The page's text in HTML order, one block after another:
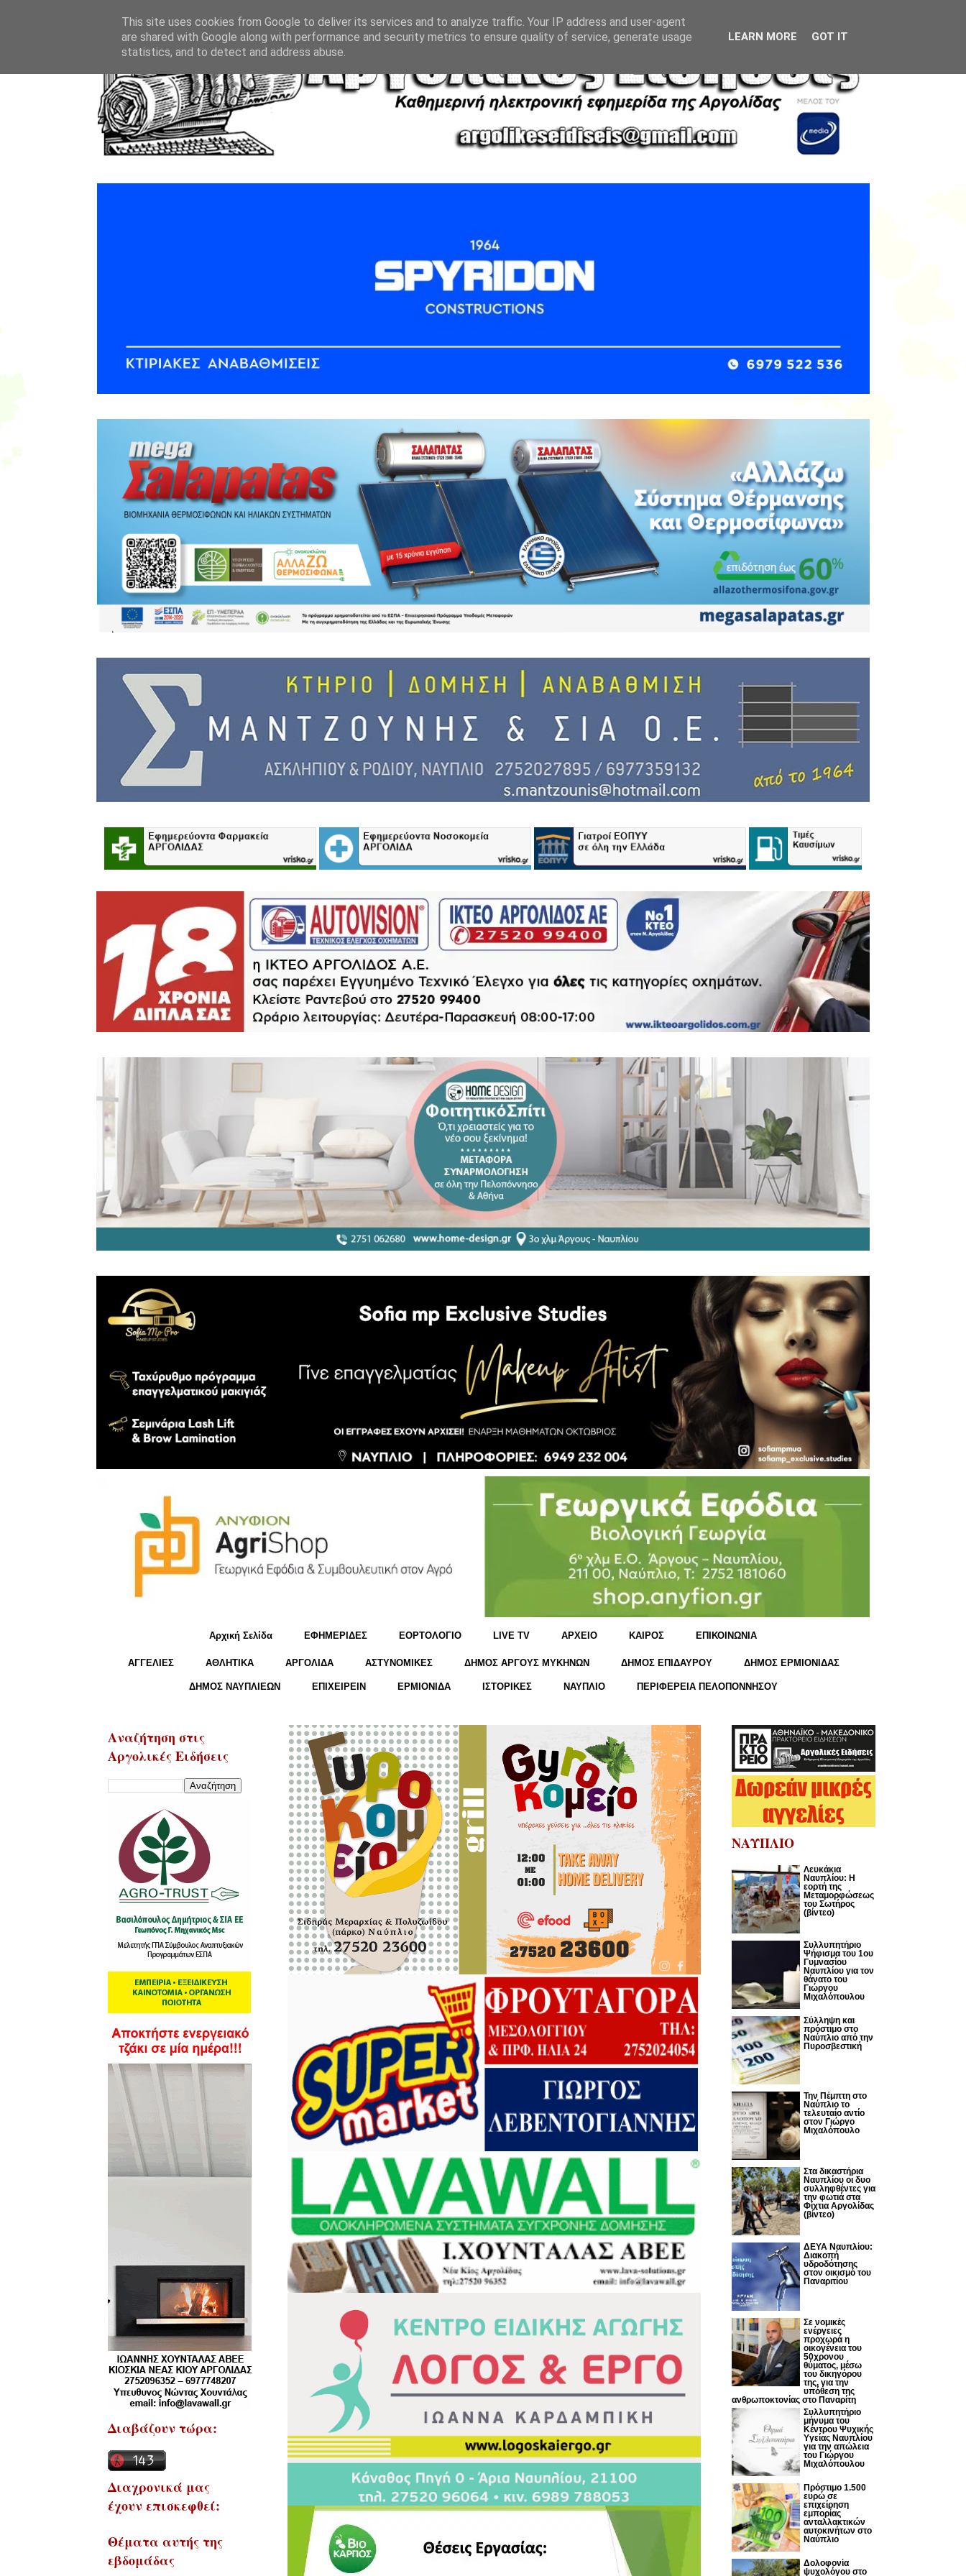
Αρχική Σελίδα ΕΦΗΜΕΡΙΔΕΣ ΕΟΡΤΟΛΟΓΙΟ LIVE TV ΑΡΧΕΙΟ KΑΙΡΟΣ ΕΠΙΚΟΙΝΩΝΙΑ
ΑΓΓΕΛΙΕΣ ΑΘΛΗΤΙΚΑ ΑΡΓΟΛΙΔΑ ΑΣΤΥΝΟΜΙΚΕΣ ΔΗΜΟΣ ΑΡΓΟΥΣ ΜΥΚΗΝΩΝ ΔΗΜΟΣ ΕΠΙΔΑΥΡΟΥ ΔΗΜΟΣ ΕΡΜΙΟΝΙΔΑΣ
ΔΗΜΟΣ ΝΑΥΠΛΙΕΩΝ ΕΠΙΧΕΙΡΕΙΝ ΕΡΜΙΟΝΙΔΑ ΙΣΤΟΡΙΚΕΣ ΝΑΥΠΛΙΟ ΠΕΡΙΦΕΡΕΙΑ ΠΕΛΟΠΟΝΝΗΣΟΥ
Αναζήτηση στις
Αργολικές Ειδήσεις
Διαβάζουν τώρα:
Διαχρονικά μας
έχουν επισκεφθεί:
Θέματα αυτής της
εβδομάδας
ΝΑΥΠΛΙΟ
Λευκάκια
Ναυπλίου: Η
εορτή της
Μεταμορφώσεως
του Σωτήρος
(βίντεο)
Συλλυπητήριο
Ψήφισμα του 1ου
Γυμνασίου
Ναυπλίου για τον
θάνατο του
Γιώργου
Μιχαλόπουλου
Σύλληψη και
πρόστιμο στο
Ναύπλιο από την
Πυροσβεστική
Την Πέμπτη στο
Ναύπλιο το
τελευταίο αντίο
στον Γιώργο
Μιχαλόπουλο
Στα δικαστήρια
Ναυπλίου οι δυο
συλληφθέντες για
την φωτιά στα
Φίχτια Αργολίδας
(βίντεο)
ΔΕΥΑ Ναυπλίου:
Διακοπή
υδροδότησης
στον οικισμό του
Παναριτίου
Σε νομικές
ενέργειες
προχωρά η
οικογένεια του
50χρονου
θύματος, μέσω
του δικηγόρου
της, για την
υπόθεση της
ανθρωποκτονίας στο Παναρίτη
Συλλυπητήριο
μήνυμα του
Κέντρου Ψυχικής
Υγείας Ναυπλίου
για την απώλεια
του Γιώργου
Μιχαλόπουλου
Πρόστιμο 1.500
ευρώ σε
επιχείρηση
εμπορίας
ανταλλακτικών
αυτοκινήτων στο
Ναύπλιο
Δολοφονία
ψυχολόγου στο
This site uses cookies from Google to deliver its services and to analyze traffic. Your IP address and user-agent
are shared with Google along with performance and security metrics to ensure quality of service, generate usage
statistics, and to detect and address abuse.
LEARN MORE GOT IT